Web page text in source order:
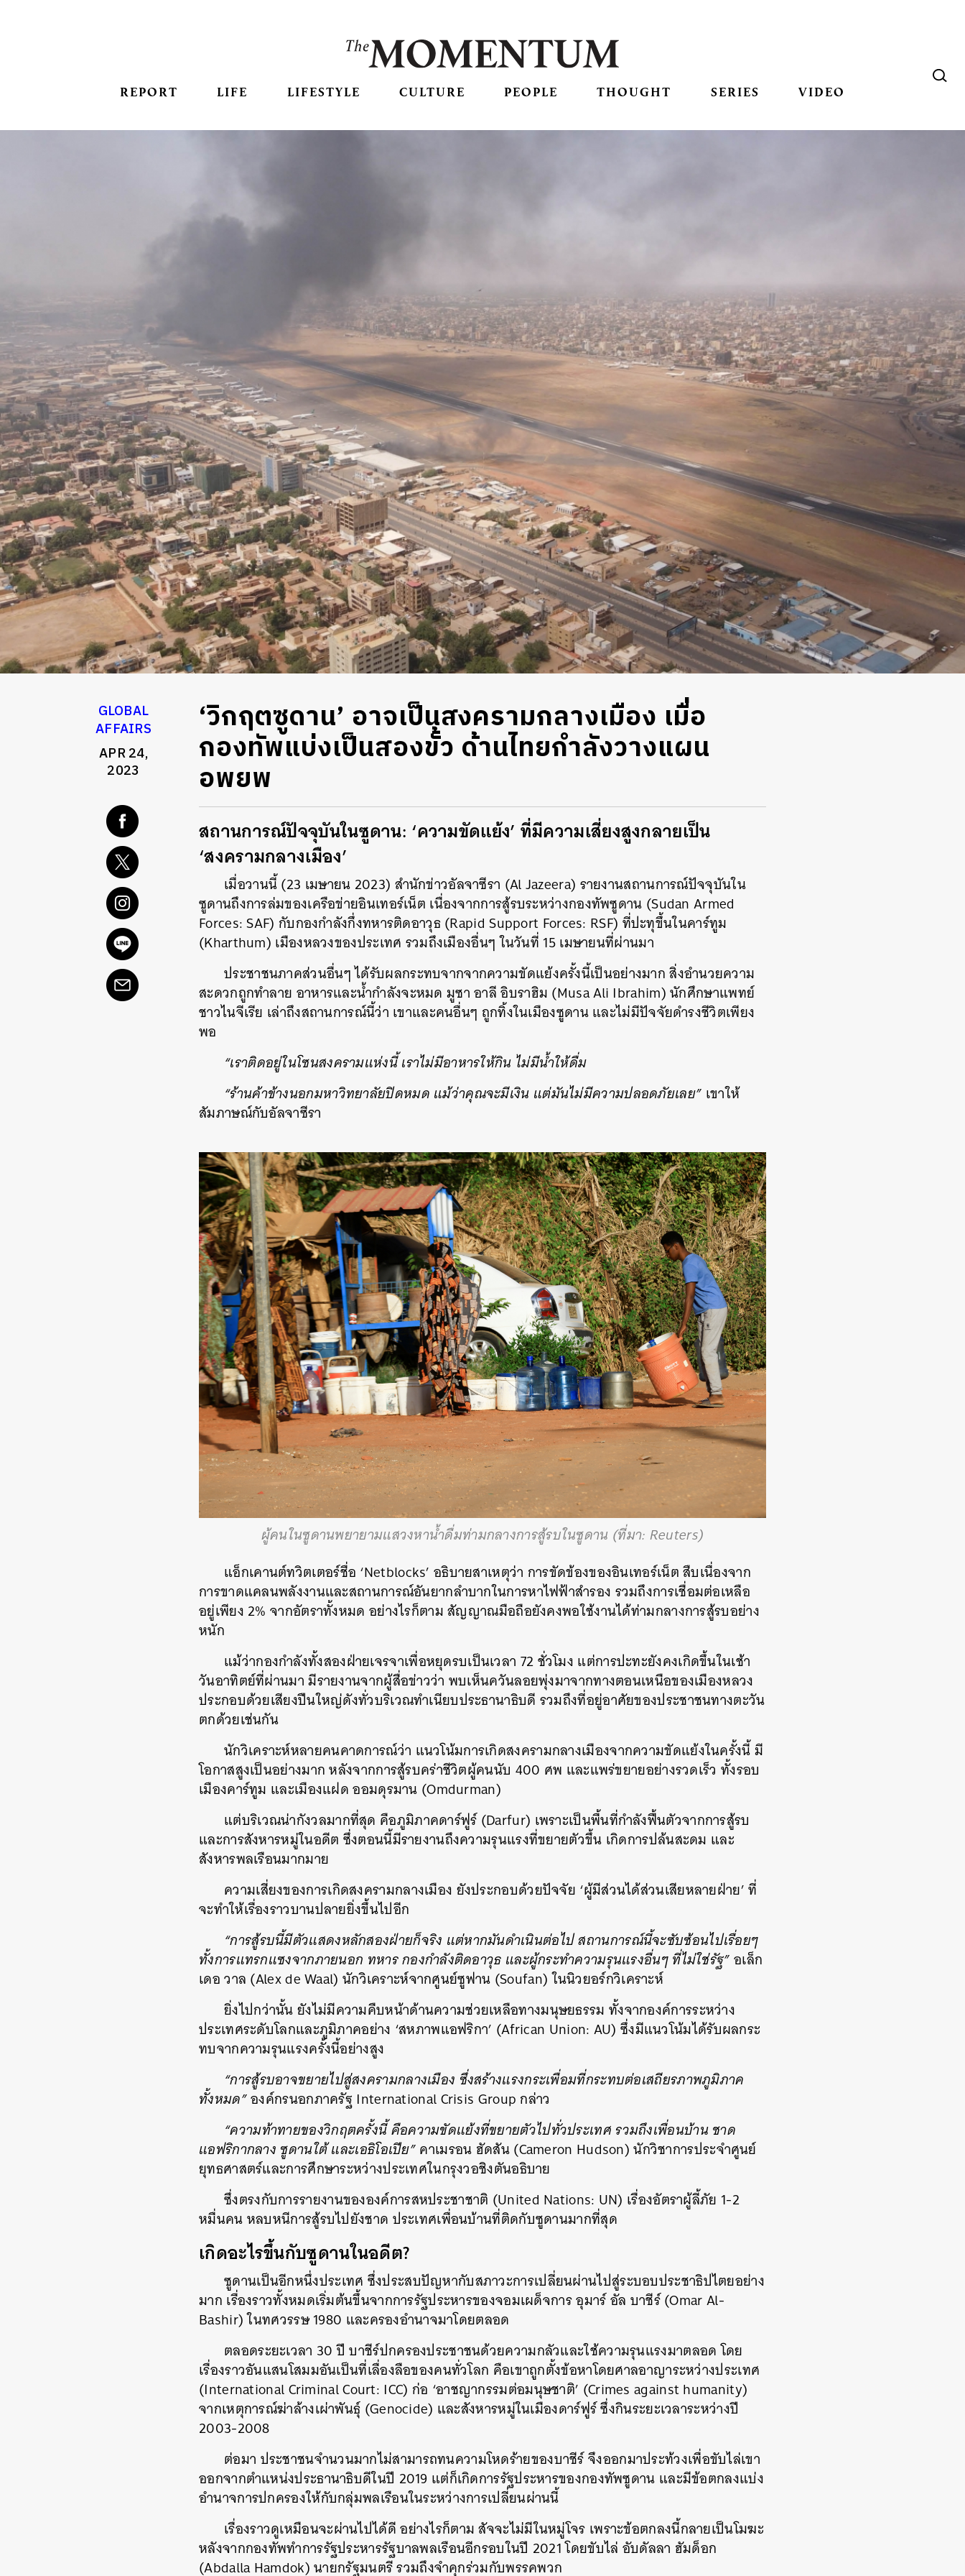
REPORT LIFE LIFESTYLE CULTURE PEOPLE THOUGHT SERIES VIDEO
GLOBAL
AFFAIRS
APR 24,
2023
‘วิกฤตซูดาน’ อาจเป็นสงครามกลางเมือง เมื่อ
กองทัพแบ่งเป็นสองขั้ว ด้านไทยกำลังวางแผน
อพยพ
สถานการณ์ปัจจุบันในซูดาน: ‘ความขัดแย้ง’ ที่มีความเสี่ยงสูงกลายเป็น
‘สงครามกลางเมือง’
เมื่อวานนี้ (23 เมษายน 2023) สำนักข่าวอัลจาซีรา (Al Jazeera) รายงานสถานการณ์ปัจจุบันใน
ซูดานถึงการล่มของเครือข่ายอินเทอร์เน็ต เนื่องจากการสู้รบระหว่างกองทัพซูดาน (Sudan Armed
Forces: SAF) กับกองกำลังกึ่งทหารติดอาวุธ (Rapid Support Forces: RSF) ที่ปะทุขึ้นในคาร์ทูม
(Kharthum) เมืองหลวงของประเทศ รวมถึงเมืองอื่นๆ ในวันที่ 15 เมษายนที่ผ่านมา
ประชาชนภาคส่วนอื่นๆ ได้รับผลกระทบจากจากความขัดแย้งครั้งนี้เป็นอย่างมาก สิ่งอำนวยความ
สะดวกถูกทำลาย อาหารและน้ำกำลังจะหมด มูซา อาลี อิบราฮิม (Musa Ali Ibrahim) นักศึกษาแพทย์
ชาวไนจีเรีย เล่าถึงสถานการณ์นี้ว่า เขาและคนอื่นๆ ถูกทิ้งในเมืองซูดาน และไม่มีปัจจัยดำรงชีวิตเพียง
พอ
“เราติดอยู่ในโซนสงครามแห่งนี้ เราไม่มีอาหารให้กิน ไม่มีน้ำให้ดื่ม
“ร้านค้าข้างนอกมหาวิทยาลัยปิดหมด แม้ว่าคุณจะมีเงิน แต่มันไม่มีความปลอดภัยเลย” เขาให้
สัมภาษณ์กับอัลจาซีรา
ผู้คนในซูดานพยายามแสวงหาน้ำดื่มท่ามกลางการสู้รบในซูดาน (ที่มา: Reuters)
แอ็กเคานต์ทวิตเตอร์ชื่อ ‘Netblocks’ อธิบายสาเหตุว่า การขัดข้องของอินเทอร์เน็ต สืบเนื่องจาก
การขาดแคลนพลังงานและสถานการณ์อันยากลำบากในการหาไฟฟ้าสำรอง รวมถึงการเชื่อมต่อเหลือ
อยู่เพียง 2% จากอัตราทั้งหมด อย่างไรก็ตาม สัญญาณมือถือยังคงพอใช้งานได้ท่ามกลางการสู้รบอย่าง
หนัก
แม้ว่ากองกำลังทั้งสองฝ่ายเจรจาเพื่อหยุดรบเป็นเวลา 72 ชั่วโมง แต่การปะทะยังคงเกิดขึ้นในเช้า
วันอาทิตย์ที่ผ่านมา มีรายงานจากผู้สื่อข่าวว่า พบเห็นควันลอยพุ่งมาจากทางตอนเหนือของเมืองหลวง
ประกอบด้วยเสียงปืนใหญ่ดังทั่วบริเวณทำเนียบประธานาธิบดี รวมถึงที่อยู่อาศัยของประชาชนทางตะวัน
ตกด้วยเช่นกัน
นักวิเคราะห์หลายคนคาดการณ์ว่า แนวโน้มการเกิดสงครามกลางเมืองจากความขัดแย้งในครั้งนี้ มี
โอกาสสูงเป็นอย่างมาก หลังจากการสู้รบคร่าชีวิตผู้คนนับ 400 ศพ และแพร่ขยายอย่างรวดเร็ว ทั้งรอบ
เมืองคาร์ทูม และเมืองแฝด ออมดุรมาน (Omdurman)
แต่บริเวณน่ากังวลมากที่สุด คือภูมิภาคดาร์ฟูร์ (Darfur) เพราะเป็นพื้นที่กำลังฟื้นตัวจากการสู้รบ
และการสังหารหมู่ในอดีต ซึ่งตอนนี้มีรายงานถึงความรุนแรงที่ขยายตัวขึ้น เกิดการปล้นสะดม และ
สังหารพลเรือนมากมาย
ความเสี่ยงของการเกิดสงครามกลางเมือง ยังประกอบด้วยปัจจัย ‘ผู้มีส่วนได้ส่วนเสียหลายฝ่าย’ ที่
จะทำให้เรื่องราวบานปลายยิ่งขึ้นไปอีก
“การสู้รบนี้มีตัวแสดงหลักสองฝ่ายก็จริง แต่หากมันดำเนินต่อไป สถานการณ์นี้จะซับซ้อนไปเรื่อยๆ
ทั้งการแทรกแซงจากภายนอก ทหาร กองกำลังติดอาวุธ และผู้กระทำความรุนแรงอื่นๆ ที่ไม่ใช่รัฐ”อเล็ก
เดอ วาล (Alex de Waal) นักวิเคราะห์จากศูนย์ซูฟาน (Soufan) ในนิวยอร์กวิเคราะห์
ยิ่งไปกว่านั้น ยังไม่มีความคืบหน้าด้านความช่วยเหลือทางมนุษยธรรม ทั้งจากองค์การระหว่าง
ประเทศระดับโลกและภูมิภาคอย่าง ‘สหภาพแอฟริกา’ (African Union: AU) ซึ่งมีแนวโน้มได้รับผลกระ
ทบจากความรุนแรงครั้งนี้อย่างสูง
“การสู้รบอาจขยายไปสู่สงครามกลางเมือง ซึ่งสร้างแรงกระเพื่อมที่กระทบต่อเสถียรภาพภูมิภาค
ทั้งหมด”องค์กรนอกภาครัฐ International Crisis Group กล่าว
“ความท้าทายของวิกฤตครั้งนี้ คือความขัดแย้งที่ขยายตัวไปทั่วประเทศ รวมถึงเพื่อนบ้าน ชาด
แอฟริกากลาง ซูดานใต้ และเอธิโอเปีย”คาเมรอน ฮัดสัน (Cameron Hudson) นักวิชาการประจำศูนย์
ยุทธศาสตร์และการศึกษาระหว่างประเทศในกรุงวอชิงตันอธิบาย
ซึ่งตรงกับการรายงานขององค์การสหประชาชาติ (United Nations: UN) เรื่องอัตราผู้ลี้ภัย 1-2
หมื่นคน หลบหนีการสู้รบไปยังชาด ประเทศเพื่อนบ้านที่ติดกับซูดานมากที่สุด
เกิดอะไรขึ้นกับซูดานในอดีต?
ซูดานเป็นอีกหนึ่งประเทศ ซึ่งประสบปัญหากับสภาวะการเปลี่ยนผ่านไปสู่ระบอบประชาธิปไตยอย่าง
มาก เรื่องราวทั้งหมดเริ่มต้นขึ้นจากการรัฐประหารของจอมเผด็จการ อุมาร์ อัล บาชีร์ (Omar Al-
Bashir) ในทศวรรษ 1980 และครองอำนาจมาโดยตลอด
ตลอดระยะเวลา 30 ปี บาชีร์ปกครองประชาชนด้วยความกลัวและใช้ความรุนแรงมาตลอด โดย
เรื่องราวอันแสนโสมมอันเป็นที่เลื่องลือของคนทั่วโลก คือเขาถูกตั้งข้อหาโดยศาลอาญาระหว่างประเทศ
(International Criminal Court: ICC) ก่อ ‘อาชญากรรมต่อมนุษชาติ’ (Crimes against humanity)
จากเหตุการณ์ฆ่าล้างเผ่าพันธุ์ (Genocide) และสังหารหมู่ในเมืองดาร์ฟูร์ ซึ่งกินระยะเวลาระหว่างปี
2003-2008
ต่อมา ประชาชนจำนวนมากไม่สามารถทนความโหดร้ายของบาชีร์ จึงออกมาประท้วงเพื่อขับไล่เขา
ออกจากตำแหน่งประธานาธิบดีในปี 2019 แต่ก็เกิดการรัฐประหารของกองทัพซูดาน และมีข้อตกลงแบ่ง
อำนาจการปกครองให้กับกลุ่มพลเรือนในระหว่างการเปลี่ยนผ่านนี้
เรื่องราวดูเหมือนจะผ่านไปได้ดี อย่างไรก็ตาม สัจจะไม่มีในหมู่โจร เพราะข้อตกลงนี้กลายเป็นโมฆะ
หลังจากกองทัพทำการรัฐประหารรัฐบาลพลเรือนอีกรอบในปี 2021 โดยขับไล่ อับดัลลา ฮัมด็อก
(Abdalla Hamdok) นายกรัฐมนตรี รวมถึงจำคุกร่วมกับพรรคพวก
ค้นหา